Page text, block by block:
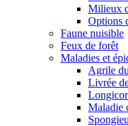
Milieux
Options
Faune nuisible
Feux de forêt
Maladies et
Agrile
Livrée
Maladie